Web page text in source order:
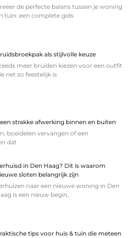
de perfecte balans tussen je woning
tuin: een complete gids
als stijlvolle keuze
meer bruiden kiezen voor een outfit
net zo feestelijk is
strakke afwerking binnen en buiten
boeidelen vervangen of een
dat
in Den Haag? Dit is waarom
sloten belangrijk zijn
naar een nieuwe woning in Den
is een nieuw begin,
tips voor huis & tuin die meteen